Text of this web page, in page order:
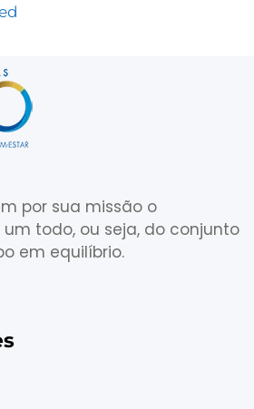
por sua missão o
todo, ou seja, do conjunto
em equilíbrio.